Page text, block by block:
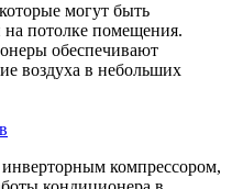
могут быть
на потолке помещения.
обеспечивают
воздуха в небольших
компрессором,